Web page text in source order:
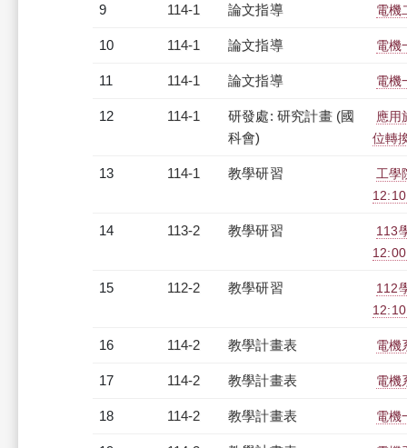
9 114-1 論文指導 電機
10 114-1 論文指導 電機
11 114-1 論文指導 電機
12 114-1
研發處: 研究計畫 (國
科會)
應用
位轉
13 114-1 教學研習
工學
14 113-2 教學研習
113
15 112-2 教學研習
112
16 114-2 教學計畫表 電機
17 114-2 教學計畫表 電機
18 114-2 教學計畫表 電機